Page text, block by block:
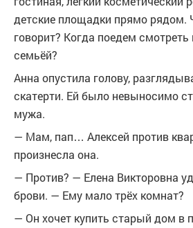
детские площадки прямо рядом.
говорит? Когда поедем смотреть
семьёй?
Анна опустила голову,
скатерти. Ей было невыносимо
мужа.
— Мам, пап… Алексей против
произнесла она.
— Против? — Елена Викторовна
брови. — Ему мало трёх комнат?
— Он хочет купить старый дом в